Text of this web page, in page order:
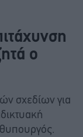
ο
σχεδίων για